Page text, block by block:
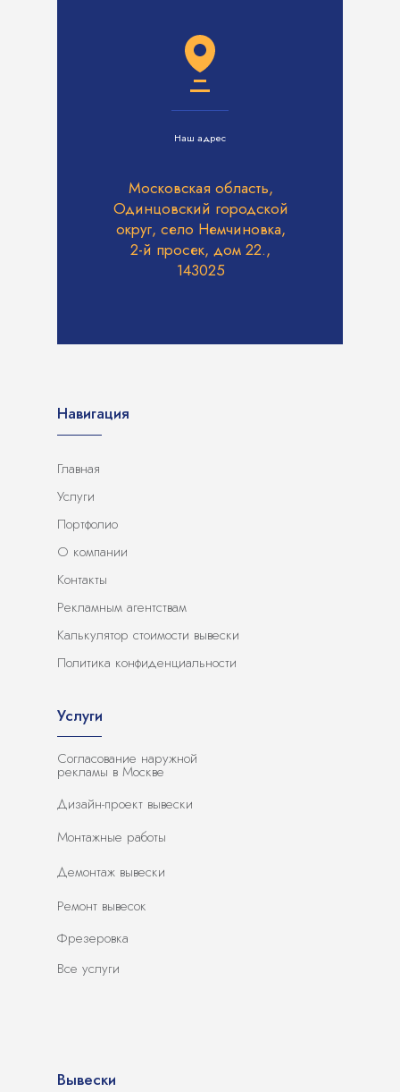
Наш адрес
Московская область,
Одинцовский городской
округ, село Немчиновка,
2-й просек, дом 22.,
143025
Навигация
Услуги
Вывески
Главная
Фрезеровка
Контакты
Портфолио
Калькулятор стоимости вывески
Демонтаж вывески
Услуги
Дизайн-проект вывески
Согласование наружной
рекламы в Москве
Рекламным агентствам
О компании
Монтажные работы
Политика конфиденциальности
Ремонт вывесок
Все услуги